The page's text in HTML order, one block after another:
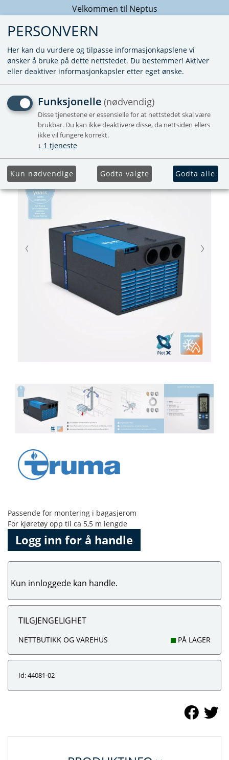
Velkommen til Neptus
SAPHIR 1800 COMPACT
AIRCONDITION
Egnet for kjøretøy opptil 5,5 meter
Passende for montering i bagasjerom
For kjøretøy opp til ca 5,5 m lengde
Logg inn for å handle
Kun innloggede kan handle.
TILGJENGELIGHET
NETTBUTIKK OG VAREHUS PÅ LAGER
Id: 44081-02
PERSONVERN
Her kan du vurdere og tilpasse informasjonkapslene vi
ønsker å bruke på dette nettstedet. Du bestemmer! Aktiver
eller deaktiver informasjonkapsler etter eget ønske.
Funksjonelle (nødvendig)
Disse tjenestene er essensielle for at nettstedet skal være
brukbar. Du kan ikke deaktivere disse, da nettsiden ellers
ikke vil fungere korrekt.
↓ 1 tjeneste
Kun nødvendige Godta valgte Godta alle